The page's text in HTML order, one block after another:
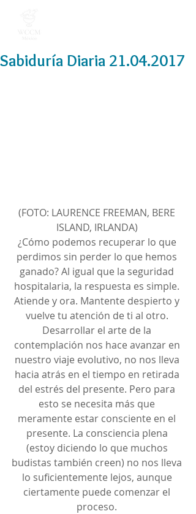
Sabiduría Diaria 21.04.2017
(FOTO: LAURENCE FREEMAN, BERE
ISLAND, IRLANDA)
¿Cómo podemos recuperar lo que
perdimos sin perder lo que hemos
ganado? Al igual que la seguridad
hospitalaria, la respuesta es simple.
Atiende y ora. Mantente despierto y
vuelve tu atención de ti al otro.
Desarrollar el arte de la
contemplación nos hace avanzar en
nuestro viaje evolutivo, no nos lleva
hacia atrás en el tiempo en retirada
del estrés del presente. Pero para
esto se necesita más que
meramente estar consciente en el
presente. La consciencia plena
(estoy diciendo lo que muchos
budistas también creen) no nos lleva
lo suficientemente lejos, aunque
ciertamente puede comenzar el
proceso.